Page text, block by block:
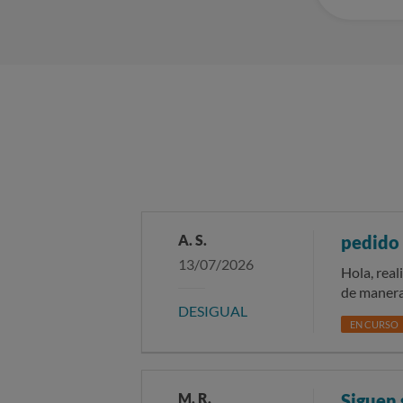
A. S.
13/07/2026
DESIGUAL
pedido
Hola,
de manera
paquetes
envío,
con ellos.
EN CURSO
M. R.